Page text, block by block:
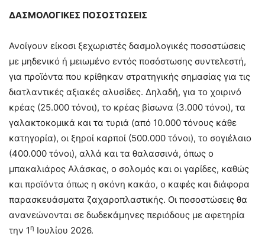
ΔΑΣΜΟΛΟΓΙΚΕΣ ΠΟΣΟΣΤΩΣΕΙΣ
Ανοίγουν είκοσι ξεχωριστές δασμολογικές ποσοστώσεις
με μηδενικό ή μειωμένο εντός ποσόστωσης συντελεστή,
για προϊόντα που κρίθηκαν στρατηγικής σημασίας για τις
διατλαντικές αξιακές αλυσίδες. Δηλαδή, για το χοιρινό
κρέας (25.000 τόνοι), το κρέας βίσωνα (3.000 τόνοι), τα
γαλακτοκομικά και τα τυριά (από 10.000 τόνους κάθε
κατηγορία), οι ξηροί καρποί (500.000 τόνοι), το σογιέλαιο
(400.000 τόνοι), αλλά και τα θαλασσινά, όπως ο
μπακαλιάρος Αλάσκας, ο σολομός και οι γαρίδες, καθώς
και προϊόντα όπως η σκόνη κακάο, ο καφές και διάφορα
παρασκευάσματα ζαχαροπλαστικής. Οι ποσοστώσεις θα
ανανεώνονται σε δωδεκάμηνες περιόδους με αφετηρία
την 1η Ιουλίου 2026.